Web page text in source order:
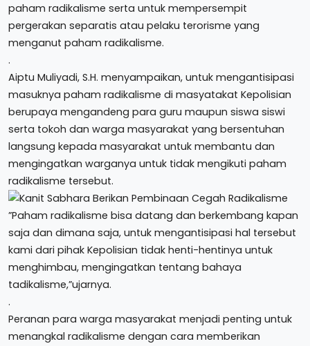
paham radikalisme serta untuk mempersempit
pergerakan separatis atau pelaku terorisme yang
menganut paham radikalisme.
.
Aiptu Muliyadi, S.H. menyampaikan, untuk mengantisipasi
masuknya paham radikalisme di masyatakat Kepolisian
berupaya mengandeng para guru maupun siswa siswi
serta tokoh dan warga masyarakat yang bersentuhan
langsung kepada masyarakat untuk membantu dan
mengingatkan warganya untuk tidak mengikuti paham
radikalisme tersebut.
”Paham radikalisme bisa datang dan berkembang kapan
saja dan dimana saja, untuk mengantisipasi hal tersebut
kami dari pihak Kepolisian tidak henti-hentinya untuk
menghimbau, mengingatkan tentang bahaya
tadikalisme,”ujarnya.
.
Peranan para warga masyarakat menjadi penting untuk
menangkal radikalisme dengan cara memberikan